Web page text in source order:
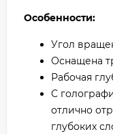
Особенности:
Угол
Оснащена
Рабочая
С
отлично
глубоких